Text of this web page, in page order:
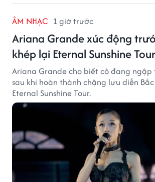
ÂM NHẠC 1 giờ trước
Ariana Grande xúc động
khép lại Eternal Sunshine Tour
Ariana Grande cho biết cô đang ngập
sau khi hoàn thành chặng lưu diễn
Eternal Sunshine Tour.